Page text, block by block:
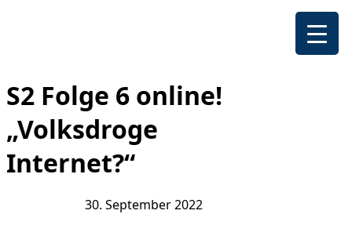
S2 Folge 6 online!
„Volksdroge
Internet?“
30. September 2022